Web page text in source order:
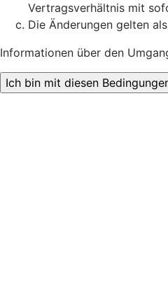
Vertragsverhältnis mit
Die Änderungen gelten
Informationen über den